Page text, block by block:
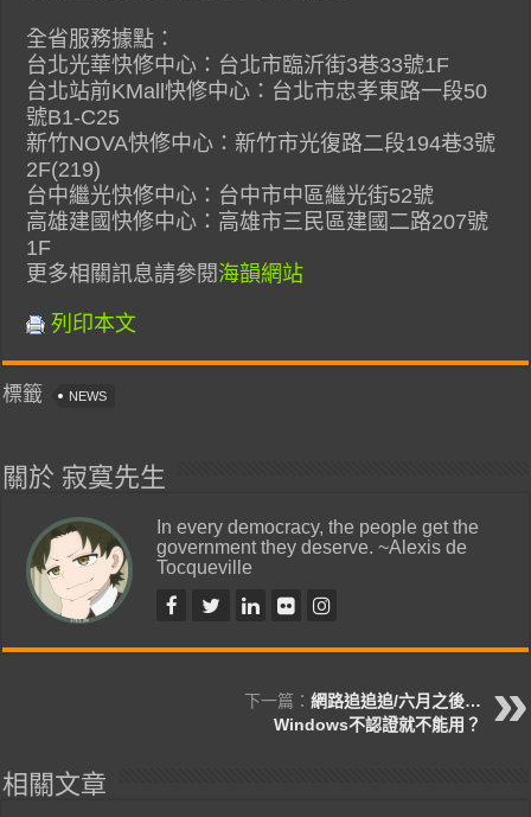
全省服務據點：
台北光華快修中心：台北市臨沂街3巷33號1F
台北站前KMall快修中心：台北市忠孝東路一段50
號B1-C25
新竹NOVA快修中心：新竹市光復路二段194巷3號
2F(219)
台中繼光快修中心：台中市中區繼光街52號
高雄建國快修中心：高雄市三民區建國二路207號
1F
更多相關訊息請參閱海韻網站
列印本文
標籤 NEWS
關於 寂寞先生
In every democracy, the people get the
government they deserve. ~Alexis de
Tocqueville
下一篇： 網路追追追/六月之後…
Windows不認證就不能用？
相關文章